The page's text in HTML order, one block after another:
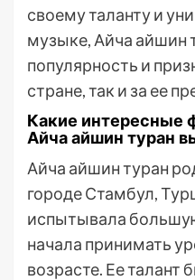
своему таланту и
музыке, Айча айшин
популярность и
стране, так и за ее
Какие интересные
Айча айшин туран
Айча айшин туран
городе Стамбул,
испытывала
начала принимать
возрасте. Ее талант